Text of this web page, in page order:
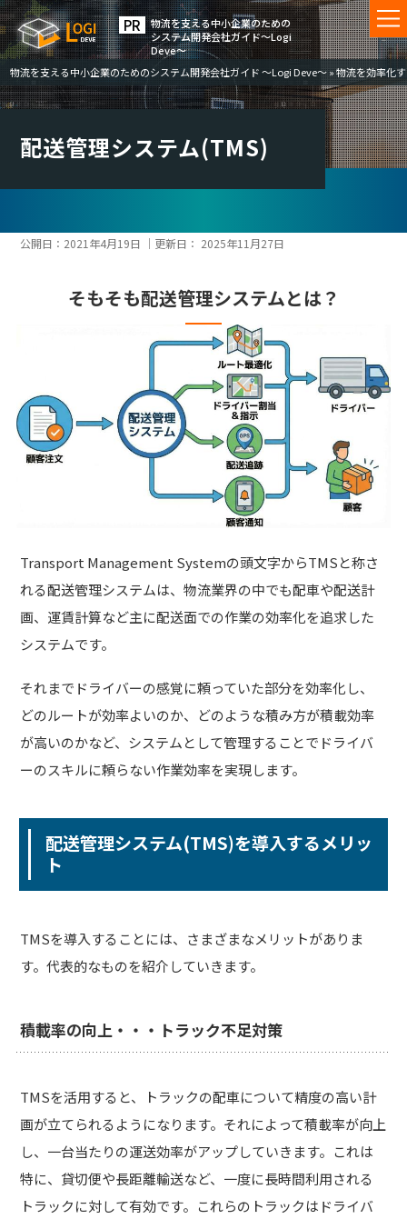
物流を⽀える中⼩企業のための
システム開発会社ガイド〜Logi
Deve〜
物流を支える中小企業のためのシステム開発会社ガイド ～Logi Deve～»物流を効率化
配送管理システム(TMS)
公開日： 2021年4月19日 ｜更新日： 2025年11月27日
そもそも配送管理システムとは？
Transport Management Systemの頭文字からTMSと称さ
れる配送管理システムは、物流業界の中でも配車や配送計
画、運賃計算など主に配送面での作業の効率化を追求した
システムです。
それまでドライバーの感覚に頼っていた部分を効率化し、
どのルートが効率よいのか、どのような積み方が積載効率
が高いのかなど、システムとして管理することでドライバ
ーのスキルに頼らない作業効率を実現します。
配送管理システム(TMS)を導入するメリッ
ト
TMSを導入することには、さまざまなメリットがありま
す。代表的なものを紹介していきます。
積載率の向上・・・トラック不足対策
TMSを活用すると、トラックの配車について精度の高い計
画が立てられるようになります。それによって積載率が向上
し、一台当たりの運送効率がアップしていきます。これは
特に、貸切便や長距離輸送など、一度に長時間利用される
トラックに対して有効です。これらのトラックはドライバ